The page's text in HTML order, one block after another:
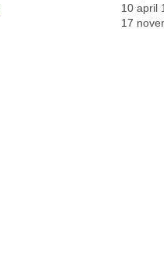
10 april
17